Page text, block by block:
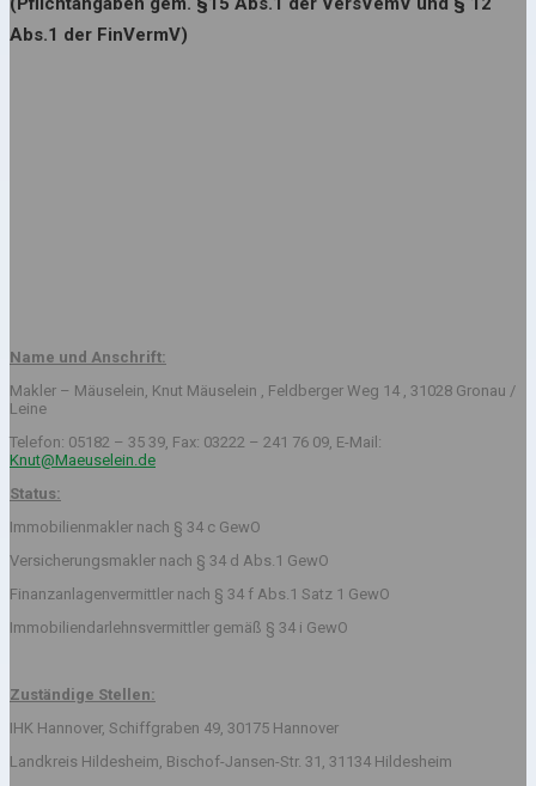
Abs.1 der FinVermV)
Name und Anschrift:
Makler – Mäuselein, Knut Mäuselein , Feldberger Weg 14 , 31028 Gronau /
Leine
Telefon: 05182 – 35 39, Fax: 03222 – 241 76 09, E-Mail:
Knut@Maeuselein.de
Status:
Immobilienmakler nach § 34 c GewO
Versicherungsmakler nach § 34 d Abs.1 GewO
Finanzanlagenvermittler nach § 34 f Abs.1 Satz 1 GewO
Immobiliendarlehnsvermittler gemäß § 34 i GewO
Zuständige Stellen:
IHK Hannover, Schiffgraben 49, 30175 Hannover
Landkreis Hildesheim, Bischof-Jansen-Str. 31, 31134 Hildesheim